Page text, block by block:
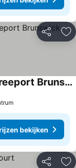
Delen
SpringHill Suites by Marriott Freeport Brunswick
bekijken
Delen